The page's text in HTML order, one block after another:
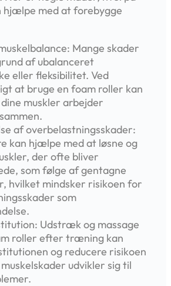
hjælpe med at forebygge
Mange skader
af ubalanceret
eller fleksibilitet. Ved
at bruge en foam roller kan
muskler arbejder
af overbelastningsskader:
kan hjælpe med at løsne og
der ofte bliver
som følge af gentagne
hvilket mindsker risikoen for
som
Udstræk og massage
roller efter træning kan
og reducere risikoen
udvikler sig til